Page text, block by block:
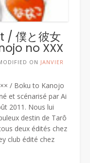
/ 僕と彼女
no XXX
ON JANVIER
/ Boku to Kanojo
et scénarisé par Ai
2011. Nous lui
destin de Tarô
deux édités chez
club édité chez